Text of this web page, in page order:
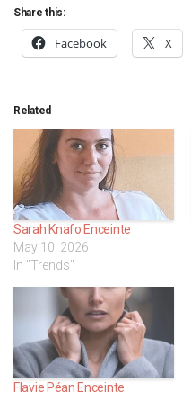
Share this:
Facebook X
Related
Sarah Knafo Enceinte
May 10, 2026
In "Trends"
Flavie Péan Enceinte